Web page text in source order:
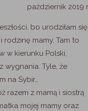
październik 2019
bo urodziłam się
rodzinę mamy. Tam to
w kierunku Polski,
wygnania. Tyle, że
na Sybir…
razem z mamą i siostrą
mojej mamy oraz